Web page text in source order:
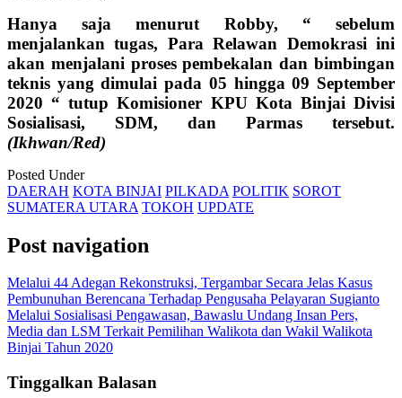
Hanya saja menurut Robby, “ sebelum
menjalankan tugas, Para Relawan Demokrasi ini
akan menjalani proses pembekalan dan bimbingan
teknis yang dimulai pada 05 hingga 09 September
2020 “ tutup Komisioner KPU Kota Binjai Divisi
Sosialisasi, SDM, dan Parmas tersebut.
(Ikhwan/Red)
Posted Under
DAERAH KOTA BINJAI PILKADA POLITIK SOROT
SUMATERA UTARA TOKOH UPDATE
Post navigation
Melalui 44 Adegan Rekonstruksi, Tergambar Secara Jelas Kasus
Pembunuhan Berencana Terhadap Pengusaha Pelayaran Sugianto
Melalui Sosialisasi Pengawasan, Bawaslu Undang Insan Pers,
Media dan LSM Terkait Pemilihan Walikota dan Wakil Walikota
Binjai Tahun 2020
Tinggalkan Balasan